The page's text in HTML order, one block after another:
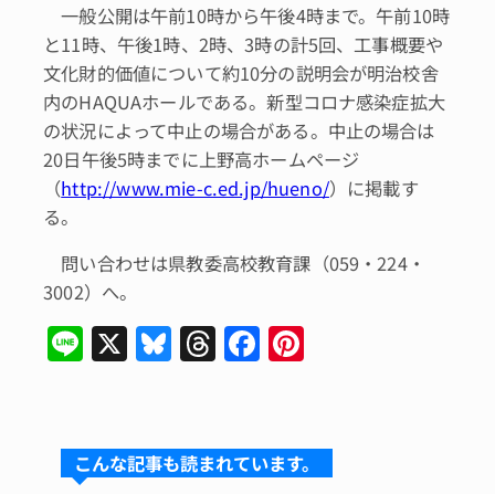
一般公開は午前10時から午後4時まで。午前10時
と11時、午後1時、2時、3時の計5回、工事概要や
文化財的価値について約10分の説明会が明治校舎
内のHAQUAホールである。新型コロナ感染症拡大
の状況によって中止の場合がある。中止の場合は
20日午後5時までに上野高ホームページ
（http://www.mie-c.ed.jp/hueno/）に掲載す
る。
問い合わせは県教委高校教育課（059・224・
3002）へ。
Li
n
X Bl
u
s
T
hr
a
F
a
e re
こんな記事も読まれています。